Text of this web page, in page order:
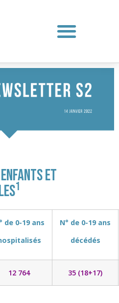
et
1
de 0-19 ans
N° de 0-19 ans
décédés
12 764 35 (18+17)